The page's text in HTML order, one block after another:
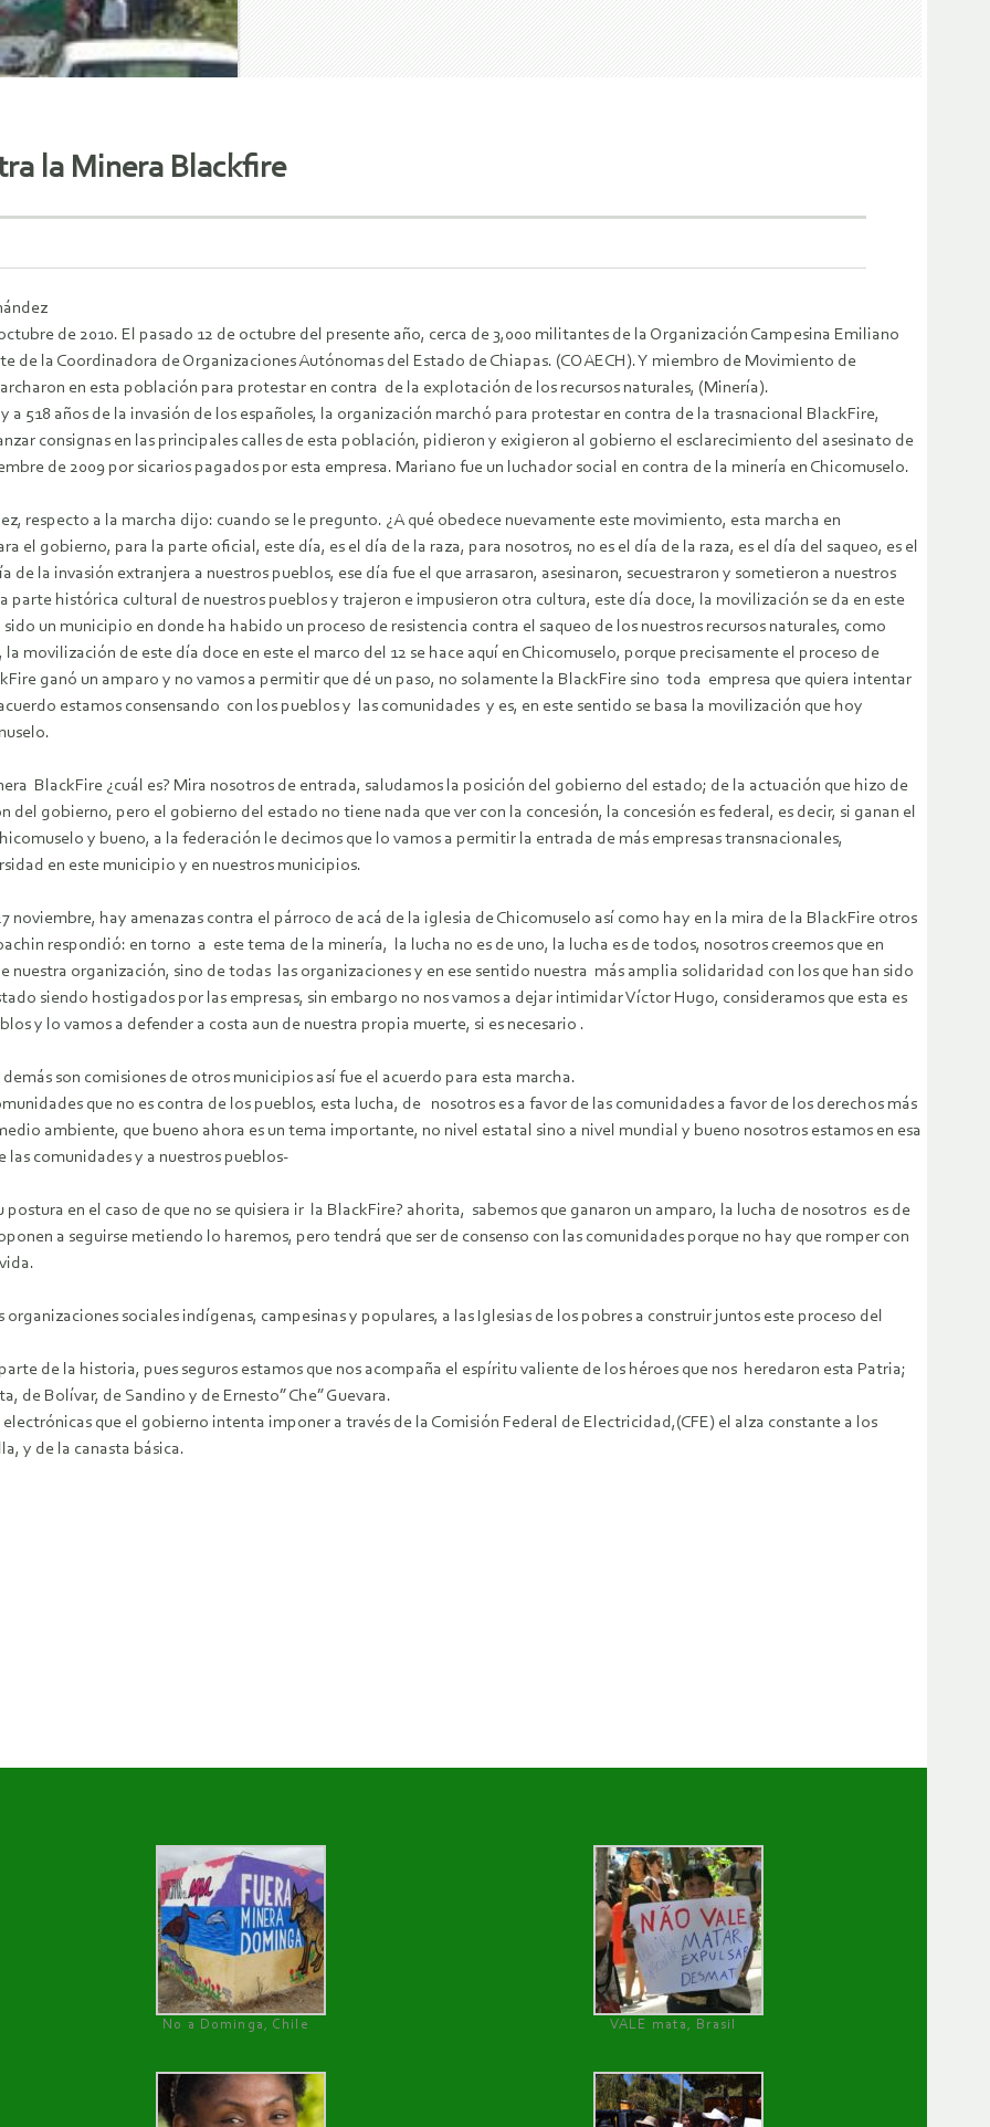
la Minera Blackfire
de 2010. El pasado 12 de octubre del presente año, cerca de 3,000 militantes de la Organización Campesina Emiliano
de la Coordinadora de Organizaciones Autónomas del Estado de Chiapas. (COAECH). Y miembro de Movimiento de
en esta población para protestar en contra de la explotación de los recursos naturales, (Minería).
a 518 años de la invasión de los españoles, la organización marchó para protestar en contra de la trasnacional BlackFire,
consignas en las principales calles de esta población, pidieron y exigieron al gobierno el esclarecimiento del asesinato de
de 2009 por sicarios pagados por esta empresa. Mariano fue un luchador social en contra de la minería en Chicomuselo.
respecto a la marcha dijo: cuando se le pregunto. ¿A qué obedece nuevamente este movimiento, esta marcha en
el gobierno, para la parte oficial, este día, es el día de la raza, para nosotros, no es el día de la raza, es el día del saqueo, es el
de la invasión extranjera a nuestros pueblos, ese día fue el que arrasaron, asesinaron, secuestraron y sometieron a nuestros
parte histórica cultural de nuestros pueblos y trajeron e impusieron otra cultura, este día doce, la movilización se da en este
un municipio en donde ha habido un proceso de resistencia contra el saqueo de los nuestros recursos naturales, como
movilización de este día doce en este el marco del 12 se hace aquí en Chicomuselo, porque precisamente el proceso de
ganó un amparo y no vamos a permitir que dé un paso, no solamente la BlackFire sino toda empresa que quiera intentar
estamos consensando con los pueblos y las comunidades y es, en este sentido se basa la movilización que hoy
BlackFire ¿cuál es? Mira nosotros de entrada, saludamos la posición del gobierno del estado; de la actuación que hizo de
del gobierno, pero el gobierno del estado no tiene nada que ver con la concesión, la concesión es federal, es decir, si ganan el
y bueno, a la federación le decimos que lo vamos a permitir la entrada de más empresas transnacionales,
en este municipio y en nuestros municipios.
noviembre, hay amenazas contra el párroco de acá de la iglesia de Chicomuselo así como hay en la mira de la BlackFire otros
respondió: en torno a este tema de la minería, la lucha no es de uno, la lucha es de todos, nosotros creemos que en
nuestra organización, sino de todas las organizaciones y en ese sentido nuestra más amplia solidaridad con los que han sido
siendo hostigados por las empresas, sin embargo no nos vamos a dejar intimidar Víctor Hugo, consideramos que esta es
y lo vamos a defender a costa aun de nuestra propia muerte, si es necesario .
son comisiones de otros municipios así fue el acuerdo para esta marcha.
que no es contra de los pueblos, esta lucha, de nosotros es a favor de las comunidades a favor de los derechos más
ambiente, que bueno ahora es un tema importante, no nivel estatal sino a nivel mundial y bueno nosotros estamos en esa
las comunidades y a nuestros pueblos-
postura en el caso de que no se quisiera ir la BlackFire? ahorita, sabemos que ganaron un amparo, la lucha de nosotros es de
a seguirse metiendo lo haremos, pero tendrá que ser de consenso con las comunidades porque no hay que romper con
sociales indígenas, campesinas y populares, a las Iglesias de los pobres a construir juntos este proceso del
de la historia, pues seguros estamos que nos acompaña el espíritu valiente de los héroes que nos heredaron esta Patria;
de Bolívar, de Sandino y de Ernesto” Che” Guevara.
que el gobierno intenta imponer a través de la Comisión Federal de Electricidad,(CFE) el alza constante a los
y de la canasta básica.
No a Dominga, Chile
VALE mata, Brasil